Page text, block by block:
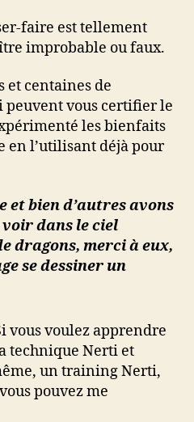
faire est tellement
improbable ou faux.
et centaines de
peuvent vous certifier le
les bienfaits
en l’utilisant déjà pour
et bien d’autres avons
dans le ciel
dragons, merci à eux,
se dessiner un
vous voulez apprendre
technique Nerti et
un training Nerti,
pouvez me